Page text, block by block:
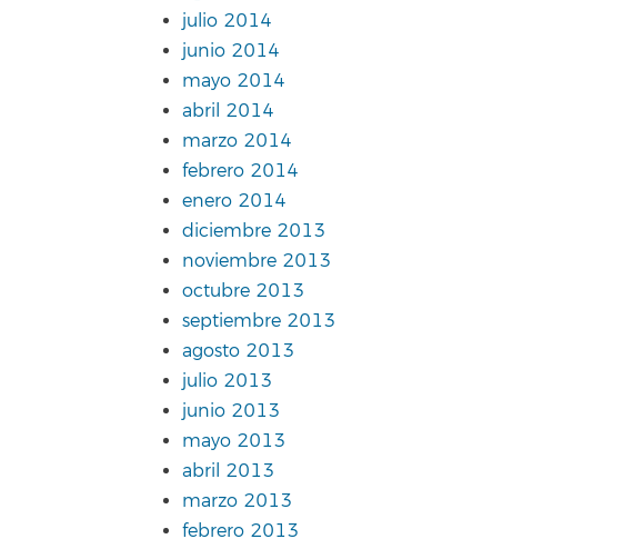
julio 2014
junio 2014
mayo 2014
abril 2014
marzo 2014
febrero 2014
enero 2014
diciembre 2013
noviembre 2013
octubre 2013
septiembre 2013
agosto 2013
julio 2013
junio 2013
mayo 2013
abril 2013
marzo 2013
febrero 2013